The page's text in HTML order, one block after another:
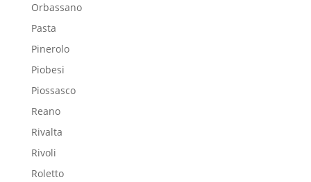
Orbassano
Pasta
Pinerolo
Piobesi
Piossasco
Reano
Rivalta
Rivoli
Roletto